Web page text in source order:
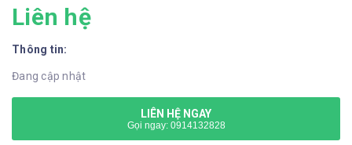
Liên hệ
Thông tin:
Đang cập nhật
LIÊN HỆ NGAY
Gọi ngay: 0914132828